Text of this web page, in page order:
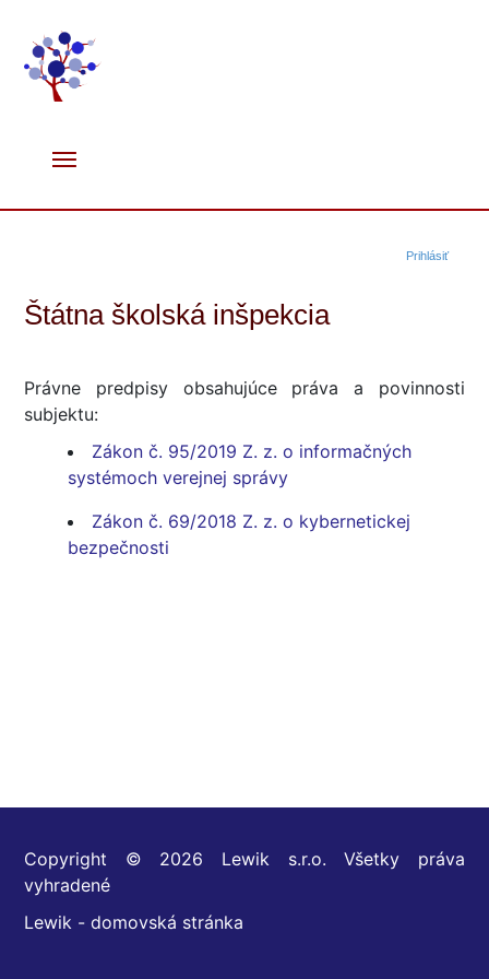
Prihlásiť
Štátna školská inšpekcia
Právne predpisy obsahujúce práva a povinnosti
subjektu:
Zákon č. 95/2019 Z. z. o informačných
systémoch verejnej správy
Zákon č. 69/2018 Z. z. o kybernetickej
bezpečnosti
Copyright © 2026 Lewik s.r.o. Všetky práva
vyhradené
Lewik - domovská stránka